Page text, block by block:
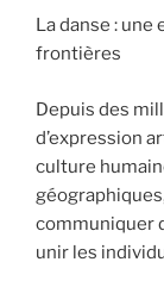
La danse :
frontières
Depuis des
d’expression
culture
communiquer
unir les